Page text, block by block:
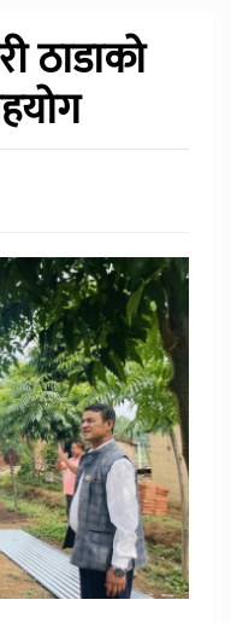
ठाडाको